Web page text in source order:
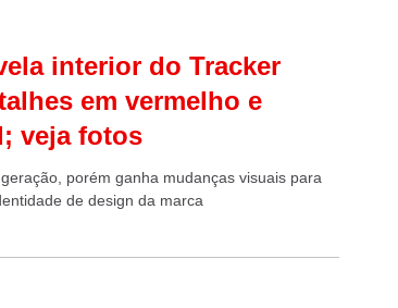
interior do Tracker
em vermelho e
veja fotos
porém ganha mudanças visuais para
de design da marca